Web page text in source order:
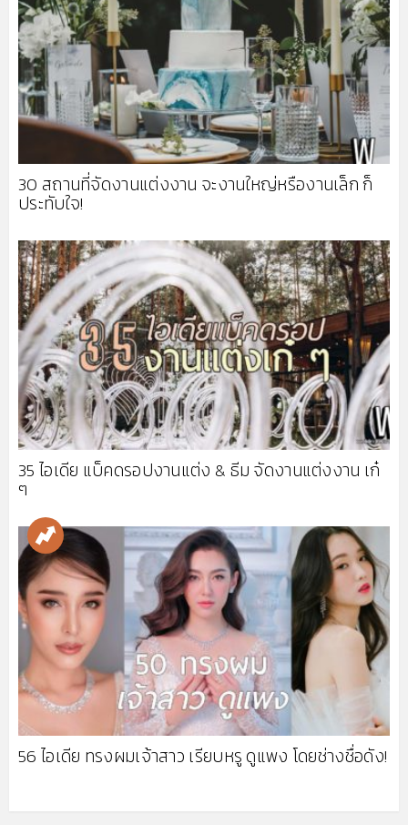
30 สถานที่จัดงานแต่งงาน จะงานใหญ่หรืองานเล็ก ก็
ประทับใจ!
35 ไอเดีย แบ็คดรอปงานแต่ง & ธีม จัดงานแต่งงาน เก๋
ๆ
56 ไอเดีย ทรงผมเจ้าสาว เรียบหรู ดูแพง โดยช่างชื่อดัง!